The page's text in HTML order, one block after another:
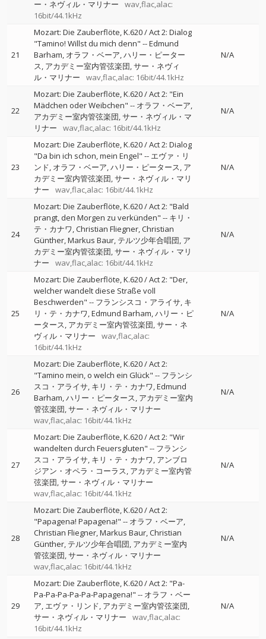
ー・ネヴィル・マリナー
wav,flac,alac:
16bit/44.1kHz
21
Mozart: Die Zauberflöte, K.620 / Act 2: Dialog
"Tamino! Willst du mich denn" --Edmund
Barham オラフ・ベーア ハリー・ピーター
ス アカデミー室内管弦楽団 サー・ネヴィ
ル・マリナー
wav,flac,alac: 16bit/44.1kHz
N/A
22
Mozart: Die Zauberflöte, K.620 / Act 2: "Ein
Mädchen oder Weibchen" -- オラフ・ベーア
アカデミー室内管弦楽団 サー・ネヴィル・マ
リナー
wav,flac,alac: 16bit/44.1kHz
N/A
23
Mozart: Die Zauberflöte, K.620 / Act 2: Dialog
"Da bin ich schon, mein Engel" -- エヴァ・リ
ンド オラフ・ベーア ハリー・ピータース ア
カデミー室内管弦楽団 サー・ネヴィル・マリ
ナー
wav,flac,alac: 16bit/44.1kHz
N/A
24
Mozart: Die Zauberflöte, K.620 / Act 2: "Bald
prangt, den Morgen zu verkünden" -- キリ・
テ・カナワ Christian Fliegner Christian
Günther Markus Baur テルツ少年合唱団 ア
カデミー室内管弦楽団 サー・ネヴィル・マリ
ナー
wav,flac,alac: 16bit/44.1kHz
N/A
25
Mozart: Die Zauberflöte, K.620 / Act 2: "Der,
welcher wandelt diese Straße voll
Beschwerden" -- フランシスコ・アライサ キ
リ・テ・カナワ Edmund Barham ハリー・ピ
ータース アカデミー室内管弦楽団 サー・ネ
ヴィル・マリナー
wav,flac,alac:
16bit/44.1kHz
N/A
26
Mozart: Die Zauberflöte, K.620 / Act 2:
"Tamino mein, o welch ein Glück" -- フランシ
スコ・アライサ キリ・テ・カナワ Edmund
Barham ハリー・ピータース アカデミー室内
管弦楽団 サー・ネヴィル・マリナー
wav,flac,alac: 16bit/44.1kHz
N/A
27
Mozart: Die Zauberflöte, K.620 / Act 2: "Wir
wandelten durch Feuersgluten" -- フランシ
スコ・アライサ キリ・テ・カナワ アンブロ
ジアン・オペラ・コーラス アカデミー室内管
弦楽団 サー・ネヴィル・マリナー
wav,flac,alac: 16bit/44.1kHz
N/A
28
Mozart: Die Zauberflöte, K.620 / Act 2:
"Papagena! Papagena!" -- オラフ・ベーア
Christian Fliegner Markus Baur Christian
Günther テルツ少年合唱団 アカデミー室内
管弦楽団 サー・ネヴィル・マリナー
wav,flac,alac: 16bit/44.1kHz
N/A
29
Mozart: Die Zauberflöte, K.620 / Act 2: "Pa-
Pa-Pa-Pa-Pa-Pa-Papagena!" -- オラフ・ベー
ア エヴァ・リンド アカデミー室内管弦楽団
サー・ネヴィル・マリナー
wav,flac,alac:
16bit/44.1kHz
N/A